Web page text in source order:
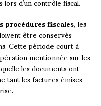
fiscales, les
être conservés
Cette période court à
mentionnée sur les
les documents ont
tant les factures émises